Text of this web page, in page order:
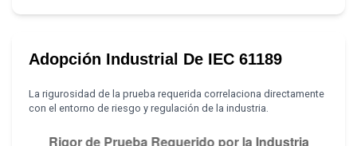
Adopción Industrial De IEC 61189
La rigurosidad de la prueba requerida correlaciona directamente
con el entorno de riesgo y regulación de la industria.